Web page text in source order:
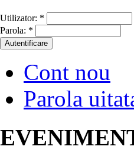
Utilizator: *
Parola: *
Cont nou
Parola